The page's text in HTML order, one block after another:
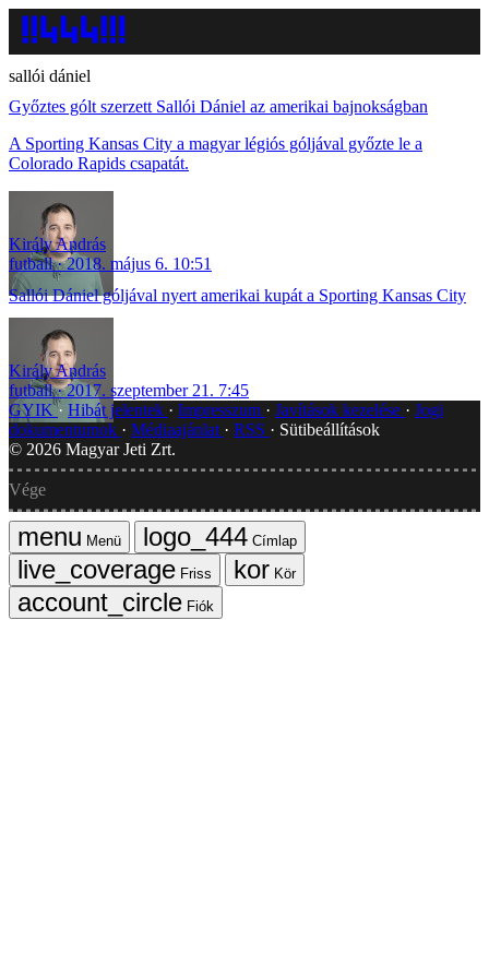
sallói dániel
Győztes gólt szerzett Sallói Dániel az amerikai bajnokságban
A Sporting Kansas City a magyar légiós góljával győzte le a
Colorado Rapids csapatát.
Király András
futball
2018. május 6. 10:51
Sallói Dániel góljával nyert amerikai kupát a Sporting Kansas City
Király András
futball
2017. szeptember 21. 7:45
GYIK Hibát jelentek Impresszum Javítások kezelése
Jogi
dokumentumok
Médiaajánlat RSS
Sütibeállítások
© 2026 Magyar Jeti Zrt.
Vége
Menü
Címlap
Friss
Kör
Fiók